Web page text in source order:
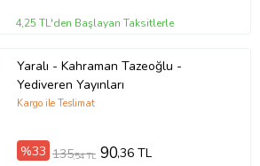
4,25 TL'den Başlayan Taksitlerle
Yaralı - Kahraman Tazeoğlu -
Yediveren Yayınları
Kargo ile Teslimat
%33 135,54 TL 90,36 TL